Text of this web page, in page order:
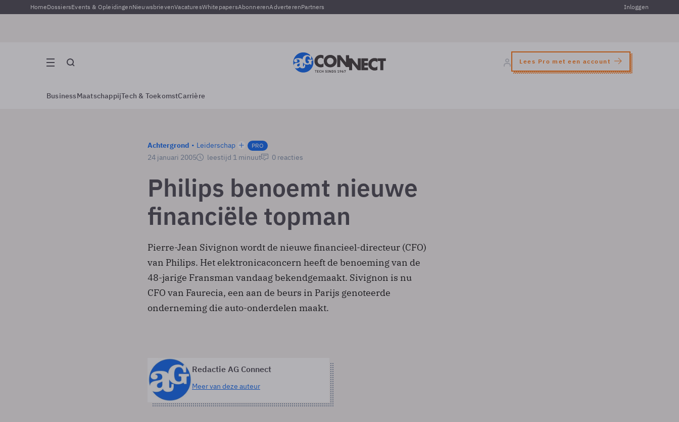
HomeDossiersEvents & OpleidingenNieuwsbrievenVacaturesWhitepapersAbonnerenAdverterenPartners Inloggen
Lees Pro met een account
BusinessMaatschappijTech & ToekomstCarrière
Achtergrond Leiderschap PRO
24 januari 2005 leestijd 1 minuut 0 reacties
Philips benoemt nieuwe
financiële topman
Pierre-Jean Sivignon wordt de nieuwe financieel-directeur (CFO)
van Philips. Het elektronicaconcern heeft de benoeming van de
48-jarige Fransman vandaag bekendgemaakt. Sivignon is nu
CFO van Faurecia, een aan de beurs in Parijs genoteerde
onderneming die auto-onderdelen maakt.
Redactie AG Connect
Meer van deze auteur